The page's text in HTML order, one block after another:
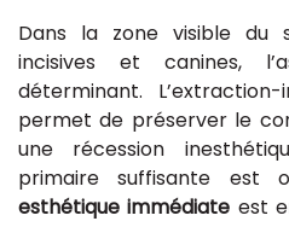
Dans la zone visible du
incisives et canines,
déterminant.
permet de préserver le
une récession
primaire suffisante est
esthétique immédiate est